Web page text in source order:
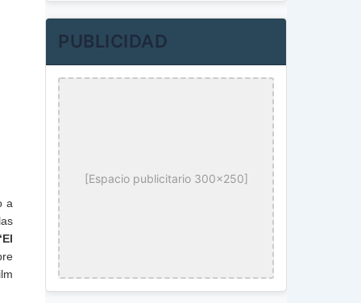
a
‘El
PUBLICIDAD
[Espacio publicitario 300x250]